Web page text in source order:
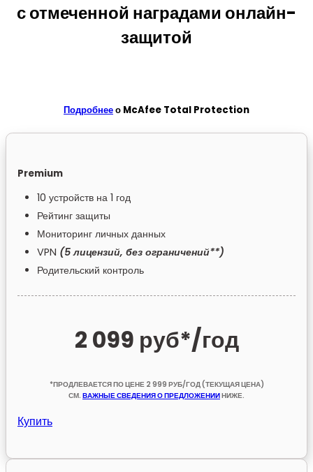
с отмеченной наградами онлайн-
защитой
Подробнеео McAfee Total Protection
Premium
10 устройств на 1 год
Рейтинг защиты
Мониторинг личных данных
VPN (5 лицензий, без ограничений**)
Родительский контроль
2 099 руб*/год
*ПРОДЛЕВАЕТСЯ ПО ЦЕНЕ 2 999 РУБ/ГОД (ТЕКУЩАЯ ЦЕНА)
СМ. ВАЖНЫЕ СВЕДЕНИЯ О ПРЕДЛОЖЕНИИНИЖЕ.
Купить